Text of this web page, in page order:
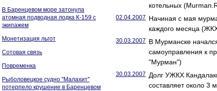
В Баренцевом море затонула
атомная подводная лодка К-159 с
экипажем
Монетизация льгот
Сотовая связь
Повременка
Рыболовецкое судно "Малахит"
потерпело крушение в Баренцевом
котельных
02.04.2007 Начиная с мая
каждого месяца
30.03.2007 В Мурманске
самоуправления к
"Мурман")
30.03.2007 Долг УЖКХ
составляет около 3